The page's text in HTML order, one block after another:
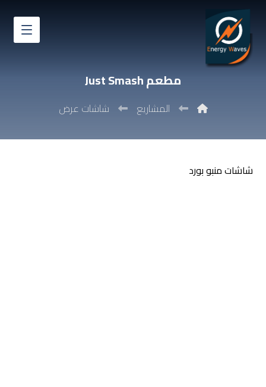
مطعم Just Smash
المشاريع شاشات عرض
شاشات منبو بورد